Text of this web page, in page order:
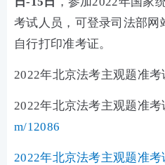
考试人员，可登录司法部网
自行打印准考证。
2022年北京法考主观题准
2022年北京法考主观题准考
m/12086
2022年北京法考主观题准考